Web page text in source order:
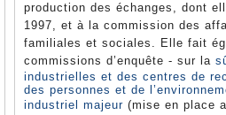
production des échanges, dont
1997, et à la commission des
familiales et sociales. Elle fait
commissions d’enquête - sur la
industrielles et des centres de
des personnes et de
industriel majeur (mise en place